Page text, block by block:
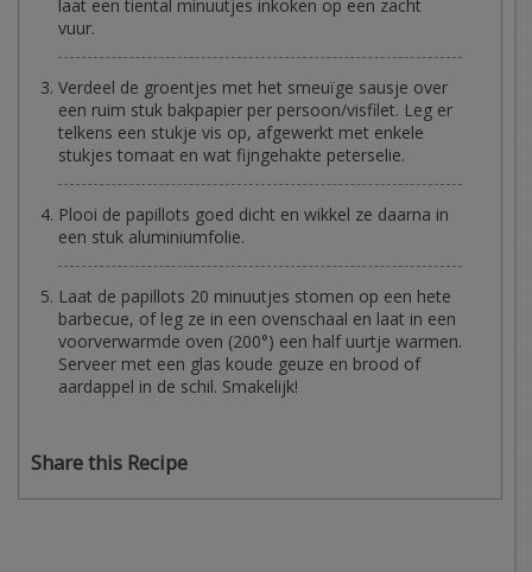
laat een tiental minuutjes inkoken op een zacht
vuur.
Verdeel de groentjes met het smeuïge sausje over
een ruim stuk bakpapier per persoon/visfilet. Leg er
telkens een stukje vis op, afgewerkt met enkele
stukjes tomaat en wat fijngehakte peterselie.
Plooi de papillots goed dicht en wikkel ze daarna in
een stuk aluminiumfolie.
Laat de papillots 20 minuutjes stomen op een hete
barbecue, of leg ze in een ovenschaal en laat in een
voorverwarmde oven (200°) een half uurtje warmen.
Serveer met een glas koude geuze en brood of
aardappel in de schil. Smakelijk!
Share this Recipe